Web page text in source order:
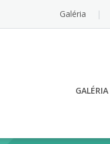
Galéria
GALÉRIA